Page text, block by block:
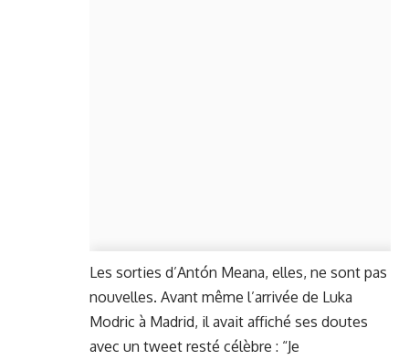
Les sorties d’Antón Meana, elles, ne sont pas
nouvelles. Avant même l’arrivée de Luka
Modric à Madrid, il avait affiché ses doutes
avec un tweet resté célèbre : “Je